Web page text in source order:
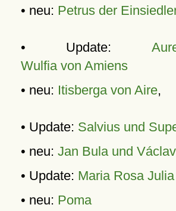
• neu: Petrus der
• Update:
Wulfia von Amiens
• neu: Itisberga von Aire,
• Update: Salvius und
• neu: Jan Bula und
• Update: Maria Rosa
• neu: Poma